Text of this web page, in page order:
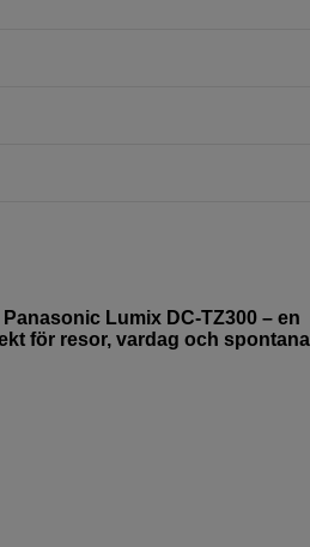
Lumix DC-TZ300 – en
för resor, vardag och spontana